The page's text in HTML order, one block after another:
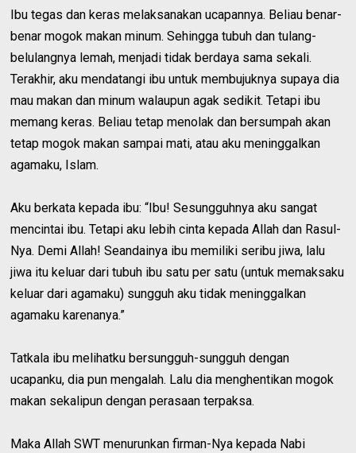
Ibu tegas dan keras melaksanakan ucapannya. Beliau benar-
benar mogok makan minum. Sehingga tubuh dan tulang-
belulangnya lemah, menjadi tidak berdaya sama sekali.
Terakhir, aku mendatangi ibu untuk membujuknya supaya dia
mau makan dan minum walaupun agak sedikit. Tetapi ibu
memang keras. Beliau tetap menolak dan bersumpah akan
tetap mogok makan sampai mati, atau aku meninggalkan
agamaku, Islam.
Aku berkata kepada ibu: “Ibu! Sesungguhnya aku sangat
mencintai ibu. Tetapi aku lebih cinta kepada Allah dan Rasul-
Nya. Demi Allah! Seandainya ibu memiliki seribu jiwa, lalu
jiwa itu keluar dari tubuh ibu satu per satu (untuk memaksaku
keluar dari agamaku) sungguh aku tidak meninggalkan
agamaku karenanya.”
Tatkala ibu melihatku bersungguh-sungguh dengan
ucapanku, dia pun mengalah. Lalu dia menghentikan mogok
makan sekalipun dengan perasaan terpaksa.
Maka Allah SWT menurunkan firman-Nya kepada Nabi